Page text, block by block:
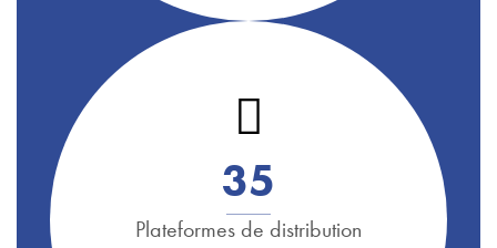
35
Plateformes de distribution